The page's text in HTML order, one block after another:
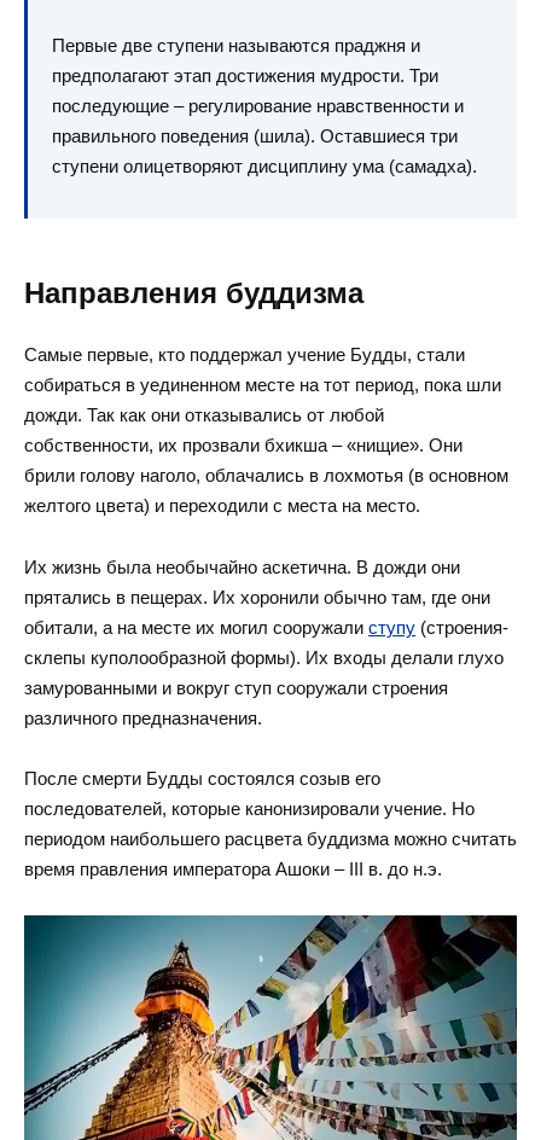
Первые две ступени называются праджня и
предполагают этап достижения мудрости. Три
последующие – регулирование нравственности и
правильного поведения (шила). Оставшиеся три
ступени олицетворяют дисциплину ума (самадха).
Направления буддизма
Самые первые, кто поддержал учение Будды, стали
собираться в уединенном месте на тот период, пока шли
дожди. Так как они отказывались от любой
собственности, их прозвали бхикша – «нищие». Они
брили голову наголо, облачались в лохмотья (в основном
желтого цвета) и переходили с места на место.
Их жизнь была необычайно аскетична. В дожди они
прятались в пещерах. Их хоронили обычно там, где они
обитали, а на месте их могил сооружали ступу (строения-
склепы куполообразной формы). Их входы делали глухо
замурованными и вокруг ступ сооружали строения
различного предназначения.
После смерти Будды состоялся созыв его
последователей, которые канонизировали учение. Но
периодом наибольшего расцвета буддизма можно считать
время правления императора Ашоки – III в. до н.э.